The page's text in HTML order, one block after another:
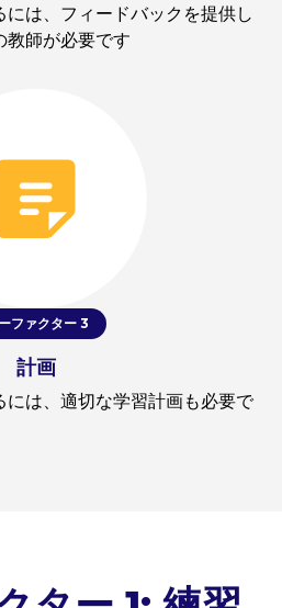
は、フィードバックを提供し
教師が必要です
ファクター 3
計画
には、適切な学習計画も必要で